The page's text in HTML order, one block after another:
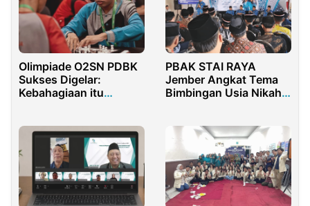
Olimpiade O2SN PDBK
Sukses Digelar:
Kebahagiaan itu
PBAK STAI RAYA
Jember Angkat Tema
Bimbingan Usia Nikah